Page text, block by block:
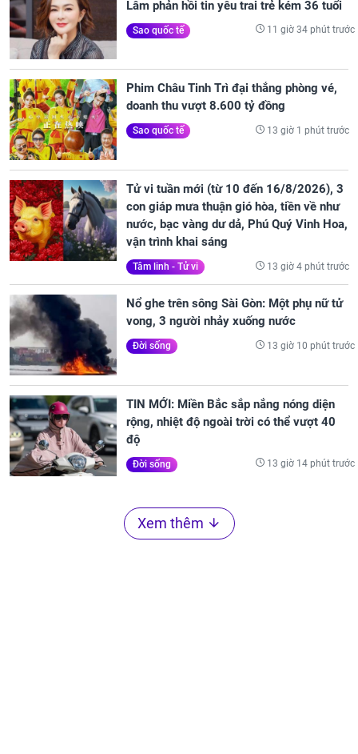
Lâm phản hồi tin yêu trai trẻ kém 36 tuổi
Sao quốc tế 11 giờ 34 phút trước
Phim Châu Tinh Trì đại thắng phòng vé,
doanh thu vượt 8.600 tỷ đồng
Sao quốc tế 13 giờ 1 phút trước
Tử vi tuần mới (từ 10 đến 16/8/2026), 3
con giáp mưa thuận gió hòa, tiền về như
nước, bạc vàng dư dả, Phú Quý Vinh Hoa,
vận trình khai sáng
Tâm linh - Tử vi 13 giờ 4 phút trước
Nổ ghe trên sông Sài Gòn: Một phụ nữ tử
vong, 3 người nhảy xuống nước
Đời sống 13 giờ 10 phút trước
TIN MỚI: Miền Bắc sắp nắng nóng diện
rộng, nhiệt độ ngoài trời có thể vượt 40
độ
Đời sống 13 giờ 14 phút trước
Xem thêm